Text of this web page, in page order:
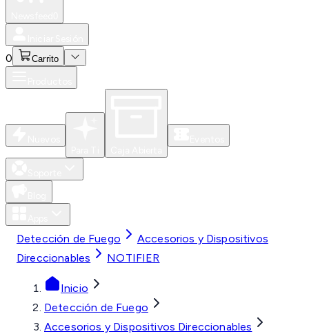
0 Carrito
Detección de Fuego
Accesorios y Dispositivos
Direccionables
NOTIFIER
Inicio
Detección de Fuego
Accesorios y Dispositivos Direccionables